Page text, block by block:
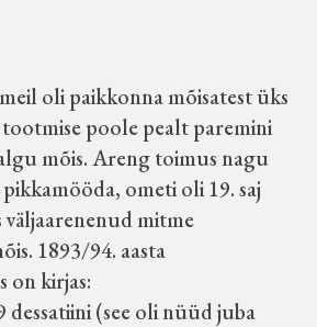
oli paikkonna mõisatest üks
poole pealt paremini
mõis. Areng toimus nagu
ometi oli 19. saj
mitme
1893/94. aasta
on kirjas:
dessatiini (see oli nüüd juba